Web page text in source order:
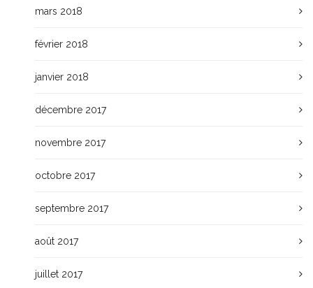
mars 2018
février 2018
janvier 2018
décembre 2017
novembre 2017
octobre 2017
septembre 2017
août 2017
juillet 2017